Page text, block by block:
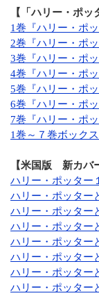
【「ハリー・ポッ
1巻『ハリー・ポ
2巻『ハリー・ポ
3巻『ハリー・ポ
4巻『ハリー・ポ
5巻『ハリー・ポ
6巻『ハリー・ポ
7巻『ハリー・ポ
1巻～７巻ボック
【米国版 新カバ
ハリー・ポッター
ハリー・ポッタ
ハリー・ポッター
ハリー・ポッター
ハリー・ポッター
ハリー・ポッター
ハリー・ポッター
ハリー・ポッター